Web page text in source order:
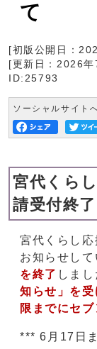
て
[初版公開日：
[更新日： 2026年
ID:25793
ソーシャルサイト
宮代くら
請受付終
宮代くらし
お知らせし
を終了 しまし
知らせ」を
限までにセ
*** 6月17日